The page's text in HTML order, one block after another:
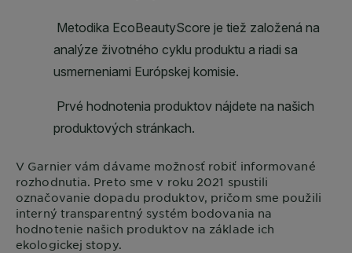
V Garniervám dávame možnosť robiť informované
rozhodnutia. Preto sme v roku 2021 spustili
označovanie dopadu produktov, pričom sme použili
interný transparentný systém bodovania na
hodnotenie našich produktov na základe ich
ekologickej stopy.